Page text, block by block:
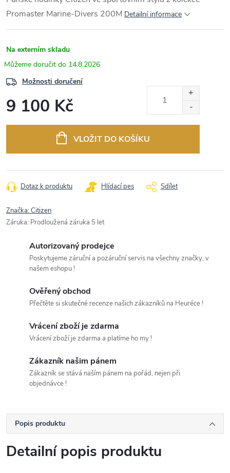
Promaster Marine-Divers 200M Detailní informace
Na externím skladu
14.8.2026
Možnosti doručení
9 100 Kč
VLOŽIT DO KOŠÍKU
Dotaz k produktu Hlídací pes Sdílet
Značka:Citizen
Záruka: Prodloužená záruka 5 let
Autorizovaný prodejce
Poskytujeme záruční a pozáruční servis na všechny značky, v
našem eshopu !
Ověřený obchod
Přečtěte si skutečné recenze našich zákazníků na Heuréce !
Vrácení zboží je zdarma
Vrácení zboží je zdarma a platíme ho my !
Zákazník našim pánem
Zákazník se stává naším pánem na pořád, nejen při
objednávce !
Popis produktu
Detailní popis produktu